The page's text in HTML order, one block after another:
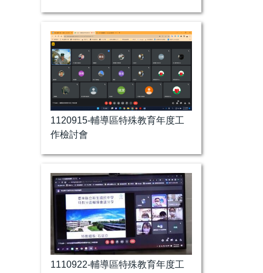
1120915-輔導區特殊教育年度工
作檢討會
1110922-輔導區特殊教育年度工